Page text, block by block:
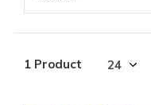
1 Product